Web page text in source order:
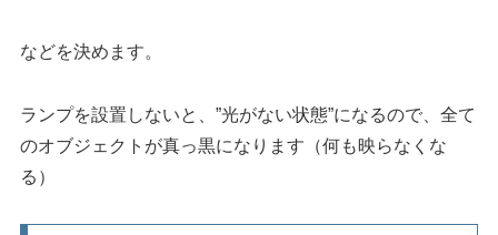
などを決めます。
ランプを設置しないと、”光がない状態”になるので、全て
のオブジェクトが真っ黒になります（何も映らなくな
る）